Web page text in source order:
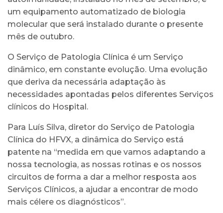
um equipamento automatizado de biologia
molecular que será instalado durante o presente
mês de outubro.
O Serviço de Patologia Clínica é um Serviço
dinâmico, em constante evolução. Uma evolução
que deriva da necessária adaptação às
necessidades apontadas pelos diferentes Serviços
clínicos do Hospital.
Para Luís Silva, diretor do Serviço de Patologia
Clínica do HFVX, a dinâmica do Serviço está
patente na “medida em que vamos adaptando a
nossa tecnologia, as nossas rotinas e os nossos
circuitos de forma a dar a melhor resposta aos
Serviços Clínicos, a ajudar a encontrar de modo
mais célere os diagnósticos”.